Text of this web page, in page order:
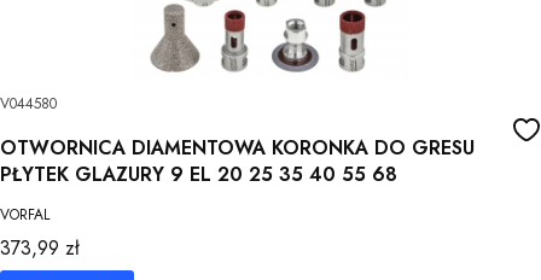
V044580
OTWORNICA DIAMENTOWA KORONKA DO GRESU
PŁYTEK GLAZURY 9 EL 20 25 35 40 55 68
VORFAL
Cena
373,99 zł